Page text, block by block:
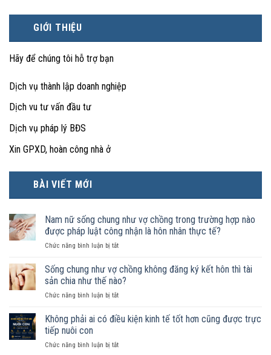
GIỚI THIỆU
Hãy để chúng tôi hỗ trợ bạn
Dịch vụ thành lập doanh nghiệp
Dịch vu tư vấn đầu tư
Dịch vụ pháp lý BĐS
Xin GPXD, hoàn công nhà ở
BÀI VIẾT MỚI
Nam nữ sống chung như vợ chồng trong trường hợp nào
được pháp luật công nhận là hôn nhân thực tế?
Chức năng bình luận bị tắtở
nữ
sống
chung
như
chồng
hợp
Sống chung như vợ chồng không đăng ký kết hôn thì tài
sản chia như thế nào?
Chức năng bình luận bị tắtở
chung
chồng
Không phải ai có điều kiện kinh tế tốt hơn cũng được trực
tiếp nuôi con
Chức năng bình luận bị tắtở